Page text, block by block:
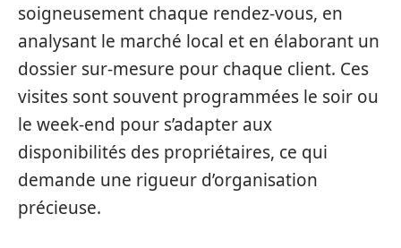
soigneusement chaque rendez-vous, en
analysant le marché local et en élaborant un
dossier sur-mesure pour chaque client. Ces
visites sont souvent programmées le soir ou
le week-end pour s’adapter aux
disponibilités des propriétaires, ce qui
demande une rigueur d’organisation
précieuse.